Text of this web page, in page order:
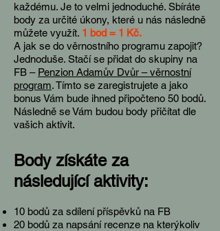
každému. Je to velmi jednoduché. Sbíráte
body za určité úkony, které u nás následně
můžete využít. 1 bod = 1 Kč.
A jak se do věrnostního programu zapojit?
Jednoduše. Stačí se přidat do skupiny na
FB – Penzion Adamův Dvůr – věrnostní
program. Tímto se zaregistrujete a jako
bonus Vám bude ihned připočteno 50 bodů.
Následně se Vám budou body přičítat dle
vašich aktivit.
Body získáte za
následující aktivity:
10 bodů za sdílení příspěvků na FB
20 bodů za napsání recenze na kterýkoliv